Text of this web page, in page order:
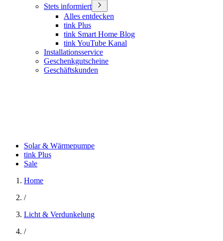
Stets informiert
Alles entdecken
tink Plus
tink Smart Home Blog
tink YouTube Kanal
Installationsservice
Geschenkgutscheine
Geschäftskunden
Solar & Wärmepumpe
tink Plus
Sale
Home
/
Licht & Verdunkelung
/